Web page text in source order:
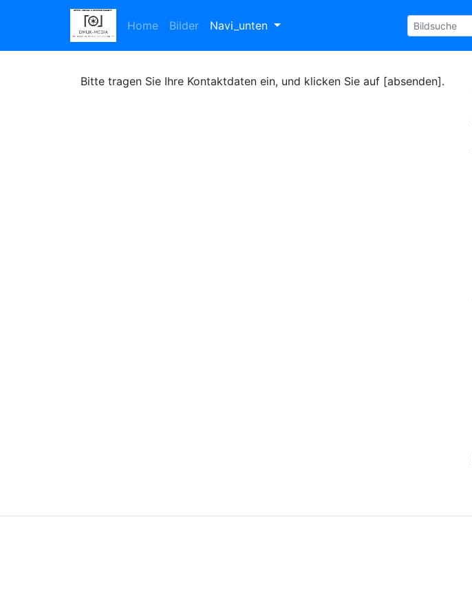
Home Bilder Navi_unten
Bitte tragen Sie Ihre Kontaktdaten ein, und klicken Sie auf [absenden].